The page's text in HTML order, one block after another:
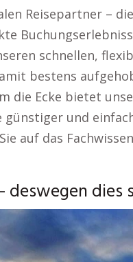
Reisepartner –
schnellen,
bestens
die Ecke bietet
und
auf das
deswegen dies